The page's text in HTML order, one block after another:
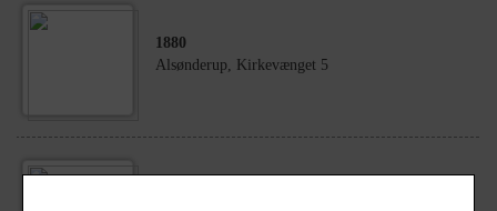
1880
Alsønderup, Kirkevænget 5